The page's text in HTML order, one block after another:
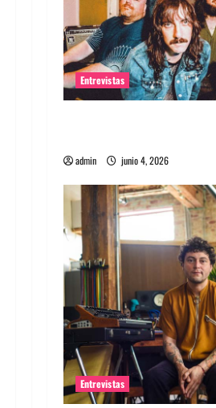
Entrevistas
admin junio 4, 2026
Entrevistas